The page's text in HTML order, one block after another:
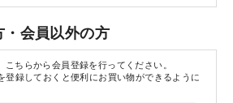
会員以外の方
ちらから会員登録を行ってください。
登録しておくと便利にお買い物ができるように